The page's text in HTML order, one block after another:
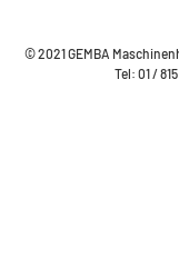
© 2021 GEMBA
Tel: 01 /